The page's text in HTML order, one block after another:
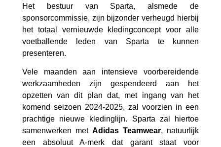
Het bestuur van Sparta, alsmede de
sponsorcommissie, zijn bijzonder verheugd hierbij
het totaal vernieuwde kledingconcept voor alle
voetballende leden van Sparta te kunnen
presenteren.
Vele maanden aan intensieve voorbereidende
werkzaamheden zijn gespendeerd aan het
opzetten van dit plan dat, met ingang van het
komend seizoen 2024-2025, zal voorzien in een
prachtige nieuwe kledinglijn. Sparta zal hiertoe
samenwerken met Adidas Teamwear, natuurlijk
een absoluut A-merk dat garant staat voor